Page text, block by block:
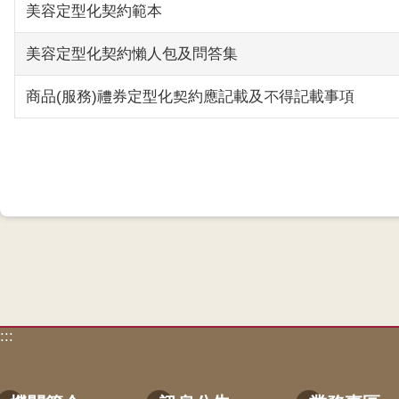
美容定型化契約範本
美容定型化契約懶人包及問答集
商品(服務)禮券定型化契約應記載及不得記載事項
:::